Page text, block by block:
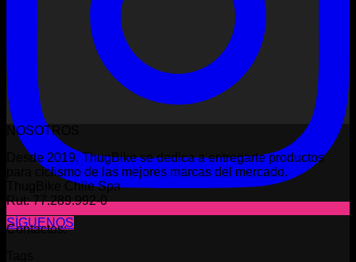
SÍGUENOS
NOSOTROS
Desde 2019, ThugBike se dedica a entregarte productos
para ciclismo de las mejores marcas del mercado.
ThugBike Chile Spa
Rut: 77.289.992-0
Contactos: